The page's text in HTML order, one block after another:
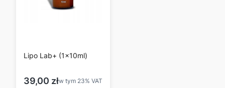
Lipo Lab+ (1x10ml)
Cena brutto
39,00 złw tym 23% VAT